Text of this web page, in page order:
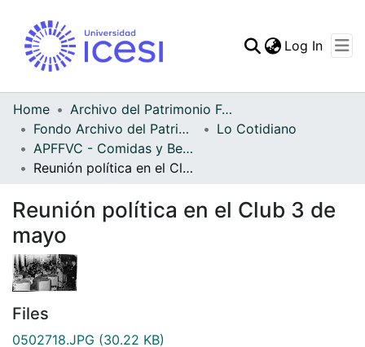
Statistics
Log In
Home
Archivo del Patrimonio Fotográfico y Fílmico del Valle del Cauca
Fondo Archivo del Patrimonio Fotográfico y Fílmico del Valle del Cauca
Lo Cotidiano
APFFVC - Comidas y Bebidas - Patrimonial
Reunión política en el Club 3 de mayo
Reunión política en el Club 3 de
mayo
Files
0502718.JPG (30.22 KB)